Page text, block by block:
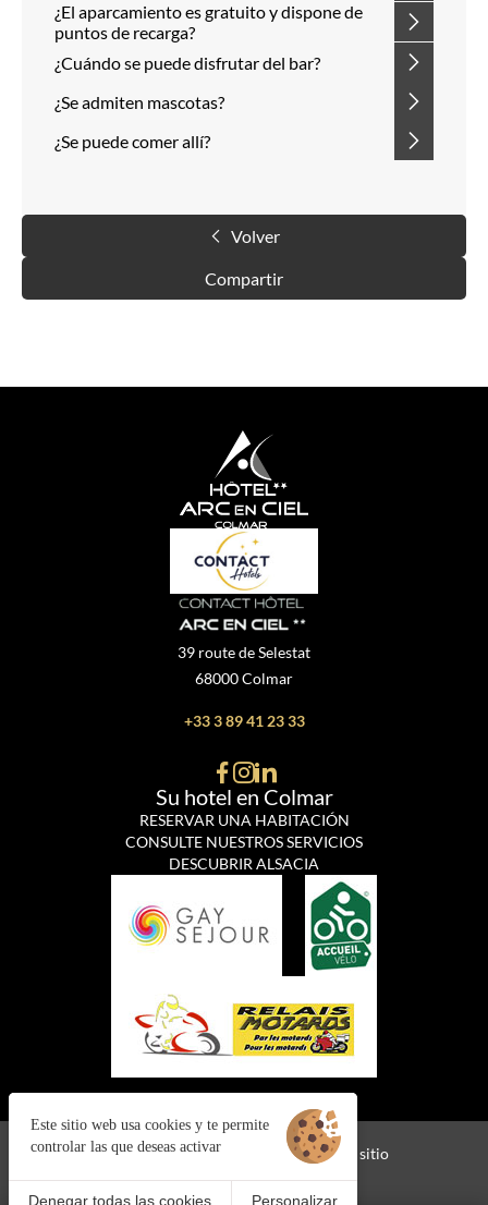
¿El aparcamiento es gratuito y dispone de
puntos de recarga?
¿Cuándo se puede disfrutar del bar?
¿Se admiten mascotas?
¿Se puede comer allí?
Volver
Compartir
Su hotel en Colmar
RESERVAR UNA HABITACIÓN
CONSULTE NUESTROS SERVICIOS
DESCUBRIR ALSACIA
39 route de Selestat
68000 Colmar
+33 3 89 41 23 33
CookiesInformación jurídicaMapa del sitio
Este sitio web usa cookies y te permite
controlar las que deseas activar
Denegar todas las cookies Personalizar